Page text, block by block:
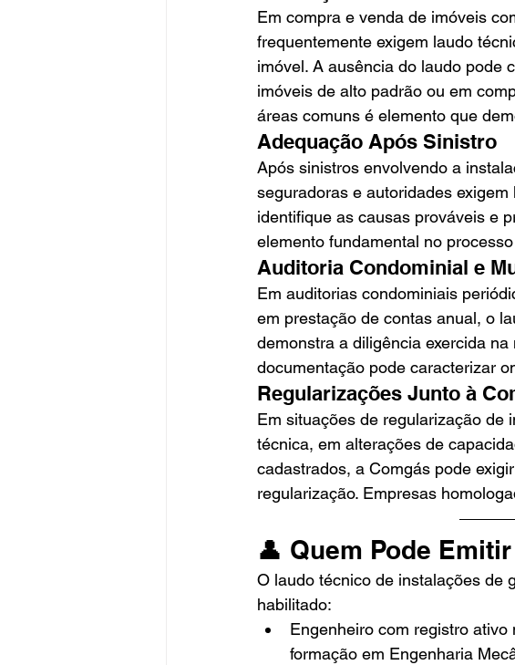
Em compra e venda de imóveis
frequentemente exigem laudo
imóvel. A ausência do laudo pode
imóveis de alto padrão ou em
áreas comuns é elemento que
Adequação Após Sinistro
Após sinistros envolvendo a
seguradoras e autoridades
identifique as causas prováveis e
elemento fundamental no
Auditoria Condominial e
Em auditorias condominiais
em prestação de contas anual, o
demonstra a diligência exercida
documentação pode caracterizar
Regularizações Junto à
Em situações de regularização de
técnica, em alterações de
cadastrados, a Comgás pode
regularização. Empresas
👤 Quem Pode
O laudo técnico de instalações de
habilitado:
Engenheiro com registro
formação em Engenharia